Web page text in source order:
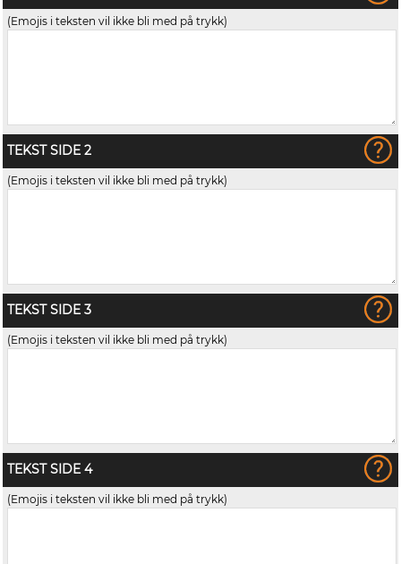
(Emojis i teksten vil ikke bli med på trykk)
TEKST SIDE 2
(Emojis i teksten vil ikke bli med på trykk)
TEKST SIDE 3
(Emojis i teksten vil ikke bli med på trykk)
TEKST SIDE 4
(Emojis i teksten vil ikke bli med på trykk)